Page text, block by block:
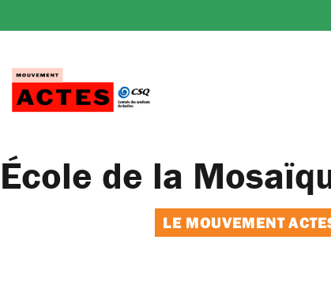
au
École de la
LE MOUVEMENT